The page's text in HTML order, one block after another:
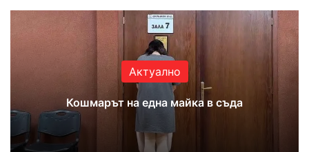
te bo
ok
ub
e
ra
Актуално
Кошмарът на една майка в съда